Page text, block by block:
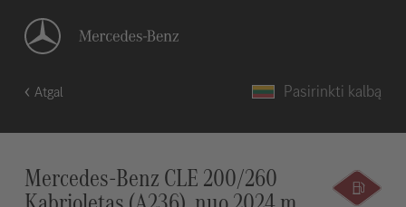
Atgal Pasirinkti kalbą
Mercedes-Benz CLE 200/260